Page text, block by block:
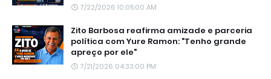
7/22/2026 10:05:00 AM
Zito Barbosa reafirma amizade e parceria
política com Yure Ramon: "Tenho grande
apreço por ele"
7/21/2026 04:33:00 PM